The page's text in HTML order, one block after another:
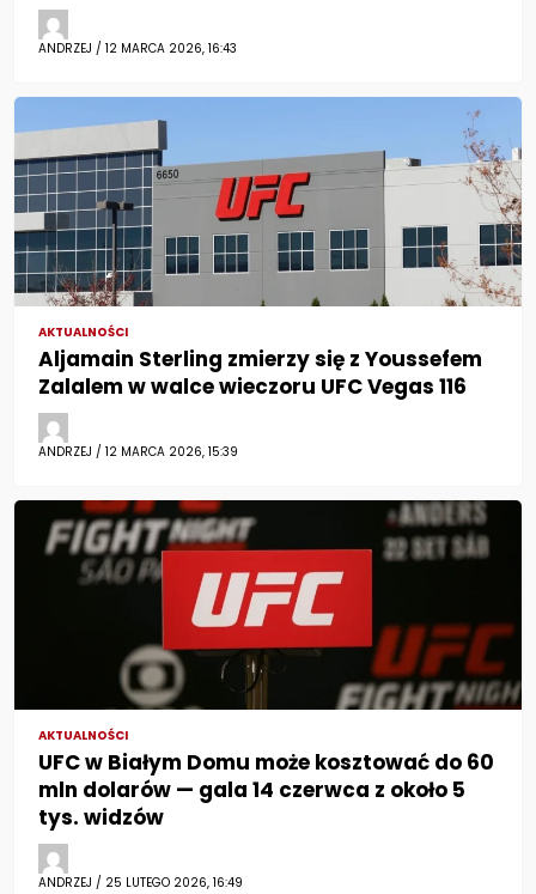
ANDRZEJ / 12 MARCA 2026, 16:43
AKTUALNOŚCI
Aljamain Sterling zmierzy się z Youssefem
Zalalem w walce wieczoru UFC Vegas 116
ANDRZEJ / 12 MARCA 2026, 15:39
AKTUALNOŚCI
UFC w Białym Domu może kosztować do 60
mln dolarów — gala 14 czerwca z około 5
tys. widzów
ANDRZEJ / 25 LUTEGO 2026, 16:49